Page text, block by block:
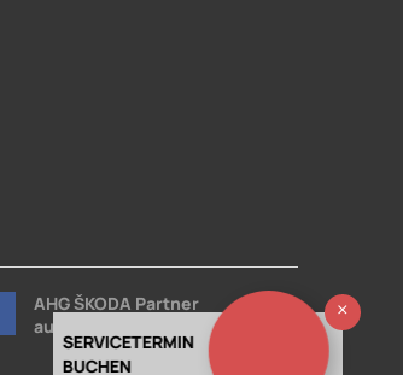
SERVICETERMIN
BUCHEN
AHG ŠKODA Partner
auf Facebook